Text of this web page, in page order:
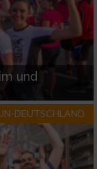
und
DEUTSCHLAND